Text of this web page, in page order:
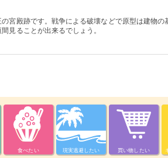
宮殿跡です。戦争による破壊などで原型は建物の
見ることが出来るでしょう。
食べたい 現実逃避したい 買い物したい